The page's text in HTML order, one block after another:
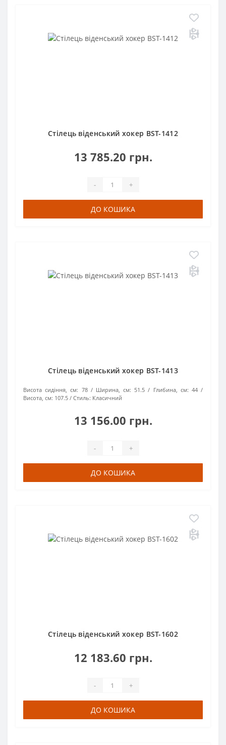
Стілець віденський хокер BST-1412
13 785.20 грн.
- +
ДО КОШИКА
Стілець віденський хокер BST-1413
Висота сидіння, см: 78 Ширина, см: 51.5 Глибина, см: 44
Висота, см: 107.5 Стиль: Класичний
13 156.00 грн.
- +
ДО КОШИКА
Стілець віденський хокер BST-1602
12 183.60 грн.
- +
ДО КОШИКА